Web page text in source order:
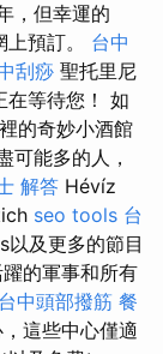
，但幸運的
預訂。 台中
刮痧 聖托里尼
在等待您！ 如
的奇妙小酒館
可能多的人，
解答 Hévíz
seo tools 台
及更多的節目
的軍事和所有
台中頭部撥筋 餐
這些中心僅適